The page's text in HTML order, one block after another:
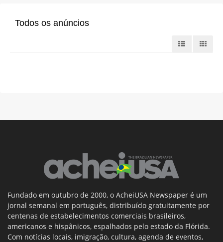
Todos os anúncios
Fundado em outubro de 2000, o AcheiUSA Newspaper é um
jornal semanal em português, distribuído gratuitamente por
centenas de estabelecimentos comerciais brasileiros,
americanos e hispânicos, espalhados pelo estado da Flórida.
Com notícias locais, imigração, cultura, agenda de eventos,